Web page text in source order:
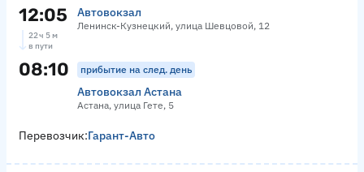
12:05 Автовокзал
Ленинск-Кузнецкий, улица Шевцовой, 12
22 ч 5 м
в пути
08:10 прибытие на след. день
Автовокзал Астана
Астана, улица Гете, 5
Перевозчик:Гарант-Авто